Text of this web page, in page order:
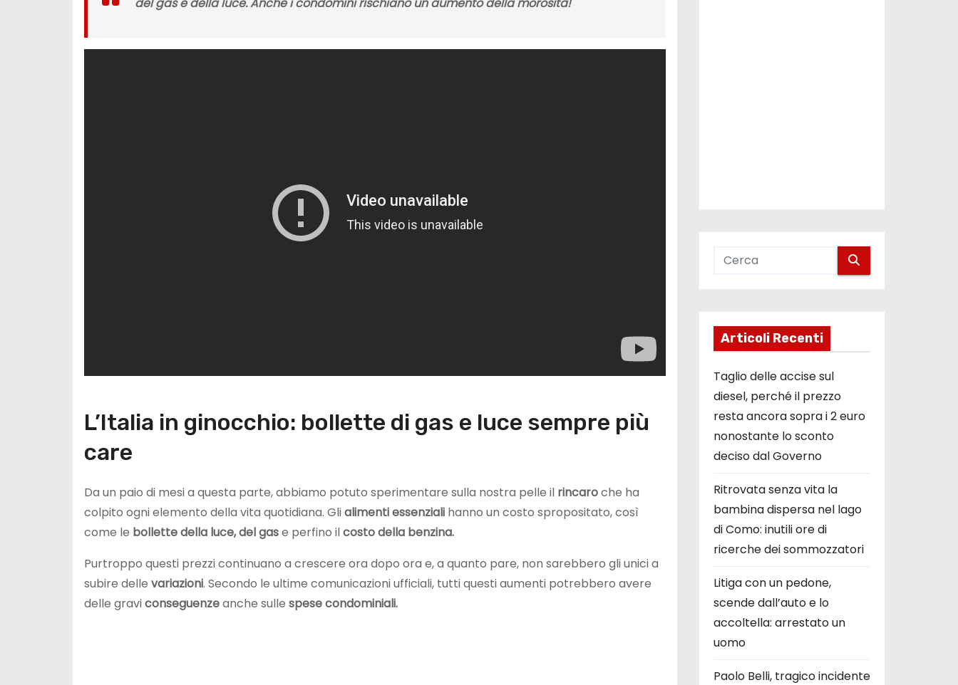
L’Italia in ginocchio: bollette di gas e luce sempre più
care
Da un paio di mesi a questa parte, abbiamo potuto sperimentare sulla nostra pelle il rincaroche ha
colpito ogni elemento della vita quotidiana. Glialimenti essenziali hanno un costo spropositato, così
come le bollette della luce, del gase perfino ilcosto della benzina.
Purtroppo questi prezzi continuano a crescere ora dopo ora e, a quanto pare, non sarebbero gli unici a
subire delle variazioni. Secondo le ultime comunicazioni ufficiali, tutti questi aumenti potrebbero avere
delle graviconseguenzeanche sulle spese condominiali.
Articoli Recenti
Taglio delle accise sul
diesel, perché il prezzo
resta ancora sopra i 2 euro
nonostante lo sconto
deciso dal Governo
Ritrovata senza vita la
bambina dispersa nel lago
di Como: inutili ore di
ricerche dei sommozzatori
Litiga con un pedone,
scende dall’auto e lo
accoltella: arrestato un
uomo
Paolo Belli, tragico incidente